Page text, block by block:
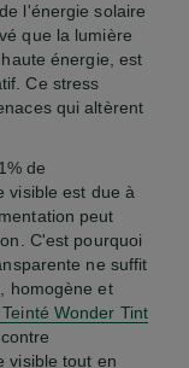
l'énergie solaire
que la lumière
énergie, est
Ce stress
qui altèrent
de
visible est due à
peut
C'est pourquoi
ne suffit
homogène et
Wonder Tint
visible tout en